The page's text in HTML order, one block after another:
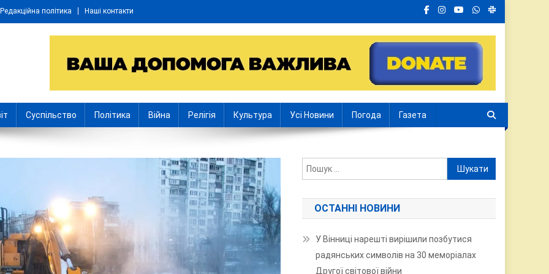
Редакційна політика Наші контакти
Суспільство Політика Війна Релігія Культура Усі Новини Погода Газета
Пошук:
ОСТАННІ НОВИНИ
У Вінниці нарешті вирішили позбутися
радянських символів на 30 меморіалах
Другої світової війни